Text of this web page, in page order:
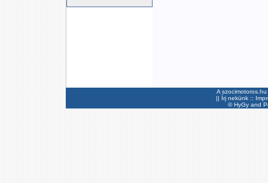
A
|| Írj nekünk ::
©HyGyand